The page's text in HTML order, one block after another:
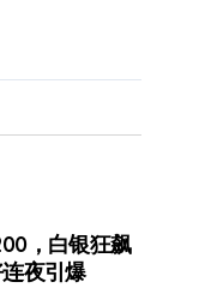
，白银狂飙
夜引爆